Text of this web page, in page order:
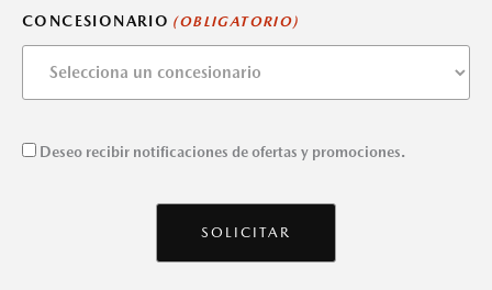
CONCESIONARIO (OBLIGATORIO)
CONCENTIMIENTO
Deseo recibir notificaciones de ofertas y promociones.